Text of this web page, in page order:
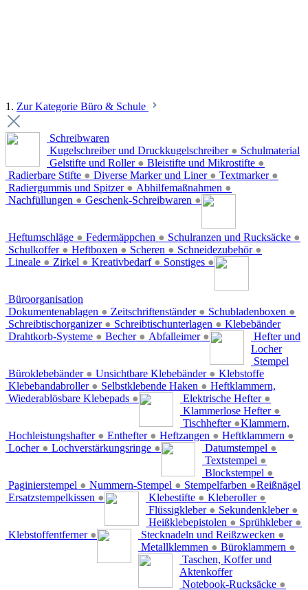
1. Zur Kategorie Büro & Schule
Schreibwaren
Kugelschreiber und Druckkugelschreiber ●
Gelstifte und Roller ● Bleistifte und Mikrostifte ●
Radierbare Stifte ● Diverse Marker und Liner ● Textmarker ●
Radiergummis und Spitzer ● Abhilfemaßnahmen ●
Nachfüllungen ● Geschenk-Schreibwaren ●
Schulmaterial
Heftumschläge ● Federmäppchen ● Schulranzen und Rucksäcke ●
Schulkoffer ● Heftboxen ● Scheren ● Schneidezubehör ●
Lineale ● Zirkel ● Kreativbedarf ● Sonstiges ●
Büroorganisation
Dokumentenablagen ● Zeitschriftenständer ● Schubladenboxen ●
Schreibtischorganizer ● Schreibtischunterlagen ●
Drahtkorb-Systeme ● Becher ● Abfalleimer ●
Klebebänder
Büroklebebänder ● Unsichtbare Klebebänder ●
Klebebandabroller ● Selbstklebende Haken ●
Wiederablösbare Klebepads ●
Hefter und
Locher
Elektrische Hefter ●
Klammerlose Hefter ●
Tischhefter ●
Hochleistungshafter ● Enthefter ● Heftzangen ● Heftklammern ●
Locher ● Lochverstärkungsringe ●
Stempel
Datumstempel ●
Textstempel ●
Blockstempel ●
Paginierstempel ● Nummern-Stempel ● Stempelfarben ●
Ersatzstempelkissen ●
Klebstoffe
Klebestifte ● Kleberoller ●
Flüssigkleber ● Sekundenkleber ●
Heißklebepistolen ● Sprühkleber ●
Klebstoffentferner ●
Heftklammern,
Klammern,
Reißnägel
Stecknadeln und Reißzwecken ●
Metallklemmen ● Büroklammern ●
Taschen, Koffer und
Aktenkoffer
Notebook-Rucksäcke ●